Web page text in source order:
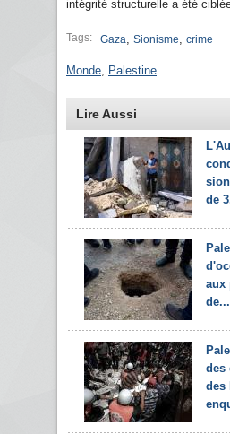
intégrité structurelle a été
Tags: Gaza Sionisme crime
Monde Palestine
Lire Aussi
de
aux
de...
des
des